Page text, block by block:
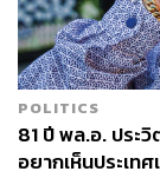
POLITICS
81 ปี พล.อ. ประ
อยากเห็นประเท